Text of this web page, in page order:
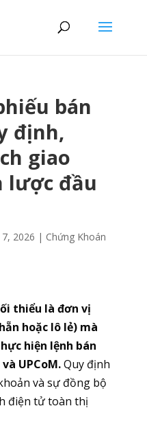
bán
định,
giao
lược đầu
2026 | Chứng Khoán
thiểu là đơn vị
hoặc lô lẻ) mà
hiện lệnh bán
UPCoM.Quy định
và sự đồng bộ
điện tử toàn thị